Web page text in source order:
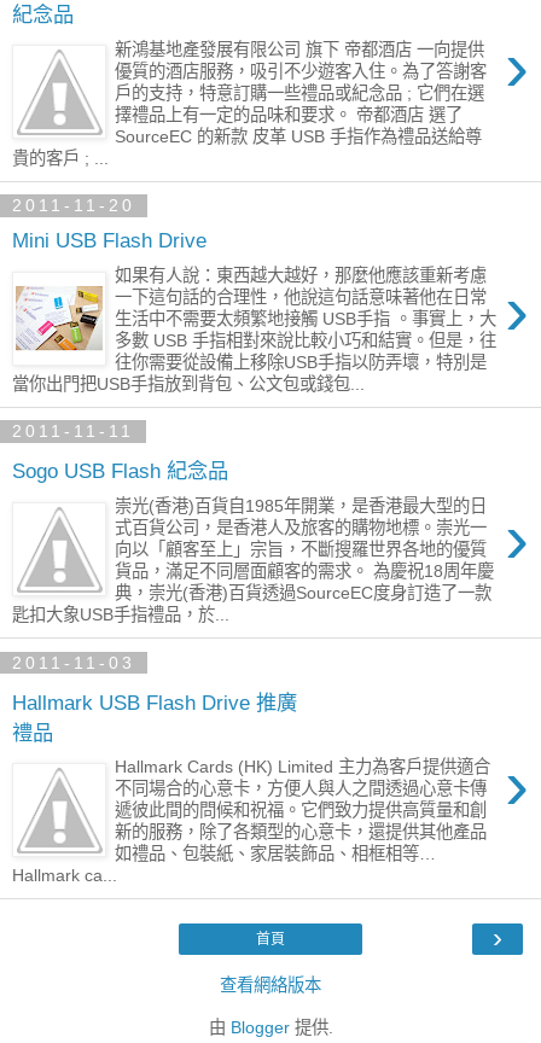
紀念品
›
新鴻基地產發展有限公司 旗下 帝都酒店 一向提供
優質的酒店服務，吸引不少遊客入住。為了答謝客
戶的支持，特意訂購一些禮品或紀念品 ; 它們在選
擇禮品上有一定的品味和要求。 帝都酒店 選了
SourceEC 的新款 皮革 USB 手指作為禮品送給尊
貴的客戶 ; ...
2011-11-20
Mini USB Flash Drive
›
如果有人說：東西越大越好，那麼他應該重新考慮
一下這句話的合理性，他說這句話意味著他在日常
生活中不需要太頻繁地接觸 USB手指 。事實上，大
多數 USB 手指相對來說比較小巧和結實。但是，往
往你需要從設備上移除USB手指以防弄壞，特別是
當你出門把USB手指放到背包、公文包或錢包...
2011-11-11
Sogo USB Flash 紀念品
›
崇光(香港)百貨自1985年開業，是香港最大型的日
式百貨公司，是香港人及旅客的購物地標。崇光一
向以「顧客至上」宗旨，不斷搜羅世界各地的優質
貨品，滿足不同層面顧客的需求。 為慶祝18周年慶
典，崇光(香港)百貨透過SourceEC度身訂造了一款
匙扣大象USB手指禮品，於...
2011-11-03
Hallmark USB Flash Drive 推廣
禮品
›
Hallmark Cards (HK) Limited 主力為客戶提供適合
不同場合的心意卡，方便人與人之間透過心意卡傳
遞彼此間的問候和祝福。它們致力提供高質量和創
新的服務，除了各類型的心意卡，還提供其他產品
如禮品、包裝紙、家居裝飾品、相框相等…
Hallmark ca...
›
首頁
查看網絡版本
由 Blogger提供.